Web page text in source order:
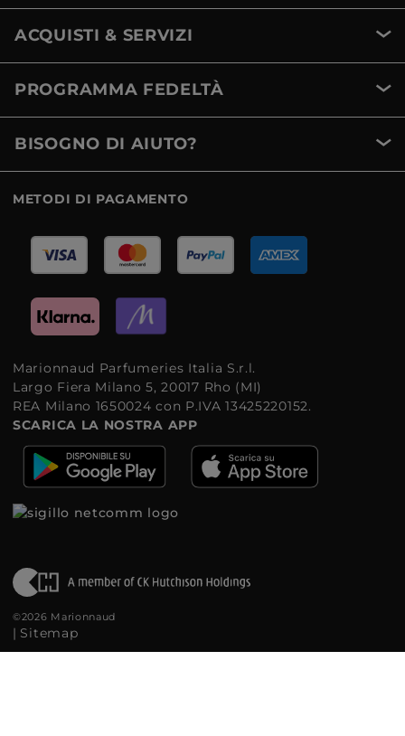
ACQUISTI & SERVIZI
PROGRAMMA FEDELTÀ
BISOGNO DI AIUTO?
METODI DI PAGAMENTO
Marionnaud Parfumeries Italia S.r.l.
Largo Fiera Milano 5, 20017 Rho (MI)
REA Milano 1650024 con P.IVA 13425220152.
SCARICA LA NOSTRA APP
©2026 Marionnaud
| Sitemap